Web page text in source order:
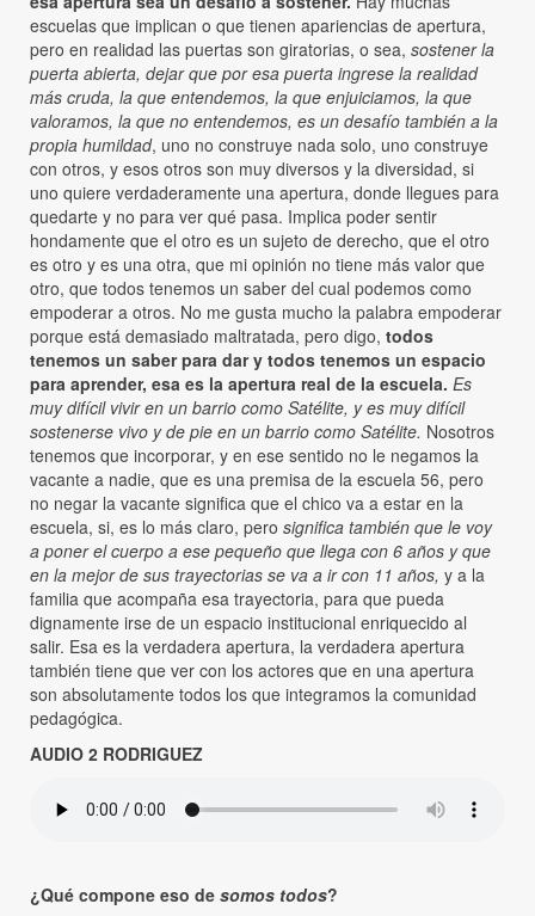
escuelas que implican o que tienen apariencias de apertura,
pero en realidad las puertas son giratorias, o sea, sostener la
puerta abierta, dejar que por esa puerta ingrese la realidad
más cruda, la que entendemos, la que enjuiciamos, la que
valoramos, la que no entendemos, es un desafío también a la
propia humildad, uno no construye nada solo, uno construye
con otros, y esos otros son muy diversos y la diversidad, si
uno quiere verdaderamente una apertura, donde llegues para
quedarte y no para ver qué pasa. Implica poder sentir
hondamente que el otro es un sujeto de derecho, que el otro
es otro y es una otra, que mi opinión no tiene más valor que
otro, que todos tenemos un saber del cual podemos como
empoderar a otros. No me gusta mucho la palabra empoderar
porque está demasiado maltratada, pero digo, todos
tenemos un saber para dar y todos tenemos un espacio
para aprender, esa es la apertura real de la escuela. Es
muy difícil vivir en un barrio como Satélite, y es muy difícil
sostenerse vivo y de pie en un barrio como Satélite. Nosotros
tenemos que incorporar, y en ese sentido no le negamos la
vacante a nadie, que es una premisa de la escuela 56, pero
no negar la vacante significa que el chico va a estar en la
escuela, si, es lo más claro, pero significa también que le voy
a poner el cuerpo a ese pequeño que llega con 6 años y que
en la mejor de sus trayectorias se va a ir con 11 años, y a la
familia que acompaña esa trayectoria, para que pueda
dignamente irse de un espacio institucional enriquecido al
salir. Esa es la verdadera apertura, la verdadera apertura
también tiene que ver con los actores que en una apertura
son absolutamente todos los que integramos la comunidad
pedagógica.
AUDIO 2 RODRIGUEZ
¿Qué compone eso de somos todos?